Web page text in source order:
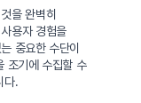
을 완벽히
용자 경험을
중요한 수단이
조기에 수집할 수
다.